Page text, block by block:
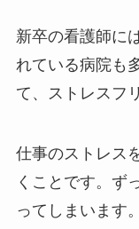
新卒の看護師に
れている病院も
て、ストレスフ
仕事のストレス
くことです。ず
ってしまいます